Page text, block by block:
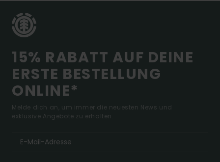
15% RABATT AUF DEINE
ERSTE BESTELLUNG
ONLINE*
Melde dich an, um immer die neuesten News und
exklusive Angebote zu erhalten.